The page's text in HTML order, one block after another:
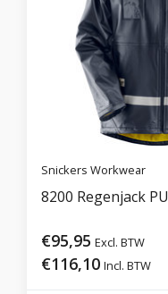
Snickers Workwear
8200 Regenjack PU
€95,95 Excl. BTW
€116,10 Incl. BTW